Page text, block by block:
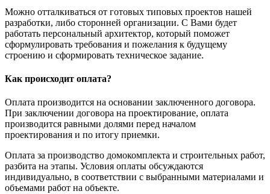
Можно отталкиваться от готовых типовых проектов нашей
разработки, либо сторонней организации. С Вами будет
работать персональный архитектор, который поможет
сформулировать требования и пожелания к будущему
строению и сформировать техническое задание.
Как происходит оплата?
Оплата производится на основании заключенного договора.
При заключении договора на проектирование, оплата
производится равными долями перед началом
проектирования и по итогу приемки.
Оплата за производство домокомплекта и строительных работ,
разбита на этапы. Условия оплаты обсуждаются
индивидуально, в соответствии с выбранными материалами и
объемами работ на объекте.